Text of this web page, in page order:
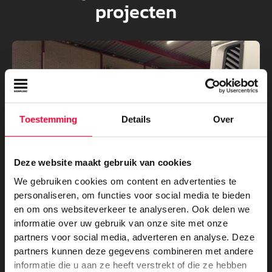
Toestemming Details Over
Deze website maakt gebruik van cookies
We gebruiken cookies om content en advertenties te
personaliseren, om functies voor social media te bieden
en om ons websiteverkeer te analyseren. Ook delen we
informatie over uw gebruik van onze site met onze
partners voor social media, adverteren en analyse. Deze
partners kunnen deze gegevens combineren met andere
informatie die u aan ze heeft verstrekt of die ze hebben
projecten